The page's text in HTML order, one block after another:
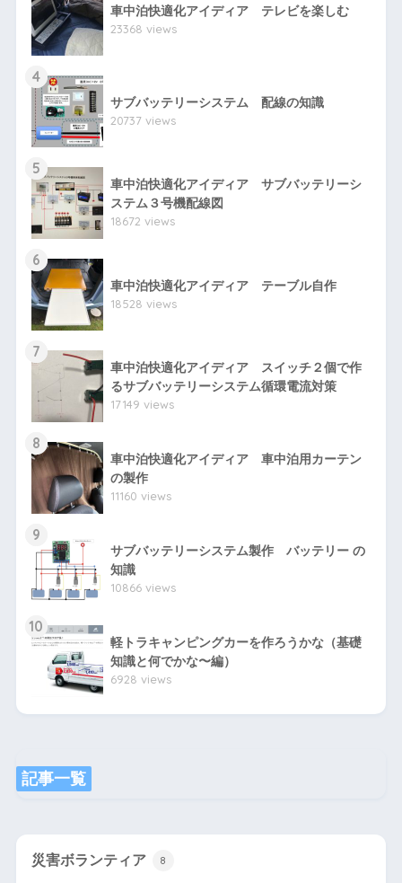
車中泊快適化アイディア テレビを楽しむ
23368 views
4
サブバッテリーシステム 配線の知識
20737 views
5
車中泊快適化アイディア サブバッテリーシ
ステム３号機配線図
18672 views
6
車中泊快適化アイディア テーブル自作
18528 views
7
車中泊快適化アイディア スイッチ２個で作
るサブバッテリーシステム循環電流対策
17149 views
8
車中泊快適化アイディア 車中泊用カーテン
の製作
11160 views
9
サブバッテリーシステム製作 バッテリー の
知識
10866 views
10
軽トラキャンピングカーを作ろうかな（基礎
知識と何でかな〜編）
6928 views
記事一覧
災害ボランティア 8